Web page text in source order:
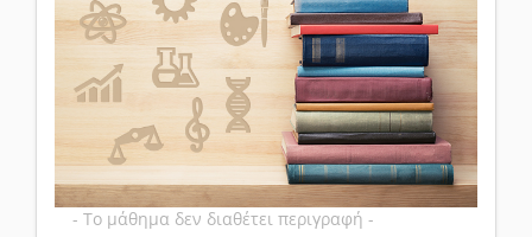
- Το μάθημα δεν διαθέτει περιγραφή -